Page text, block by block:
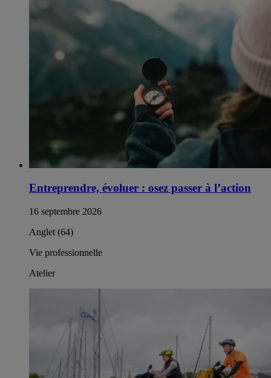
Entreprendre, évoluer : osez passer à l’action​
16 septembre 2026
Anglet (64)
Vie professionnelle
Atelier